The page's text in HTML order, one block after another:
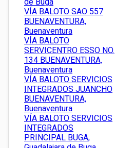
VÍA BALOTO SAO 557
BUENAVENTURA,
Buenaventura
VÍA BALOTO
SERVICENTRO ESSO NO.
134 BUENAVENTURA,
Buenaventura
VÍA BALOTO SERVICIOS
INTEGRADOS JUANCHO
BUENAVENTURA,
Buenaventura
VÍA BALOTO SERVICIOS
INTEGRADOS
PRINCIPAL BUGA,